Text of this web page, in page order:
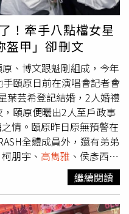
地討論，讓哈林開玩笑說
」。而高雋雅最後力退所
凱旋門」；過程中關於凶
的她開心拍手大笑，哈林
適嗎？高雋雅直白地說
領！讓哈林驚呼「妳好像
No bad!（不差）」，也
！牽手八點檔女星
甲」卻刪文
、博文跟魁剛組成，今年
頤原日前在演唱會記者會
葉芸希登記結婚，2人婚禮
頤原便曬出2人至戶政事
情。頤原昨日原無預警在
全體成員外，還有弟弟
朋宇、 高雋雅 、侯彥西、
、茄子蛋吉他手阿德等
剛出生的兒子到場祝福。
，「終於走到這一天，過
繼續閱讀